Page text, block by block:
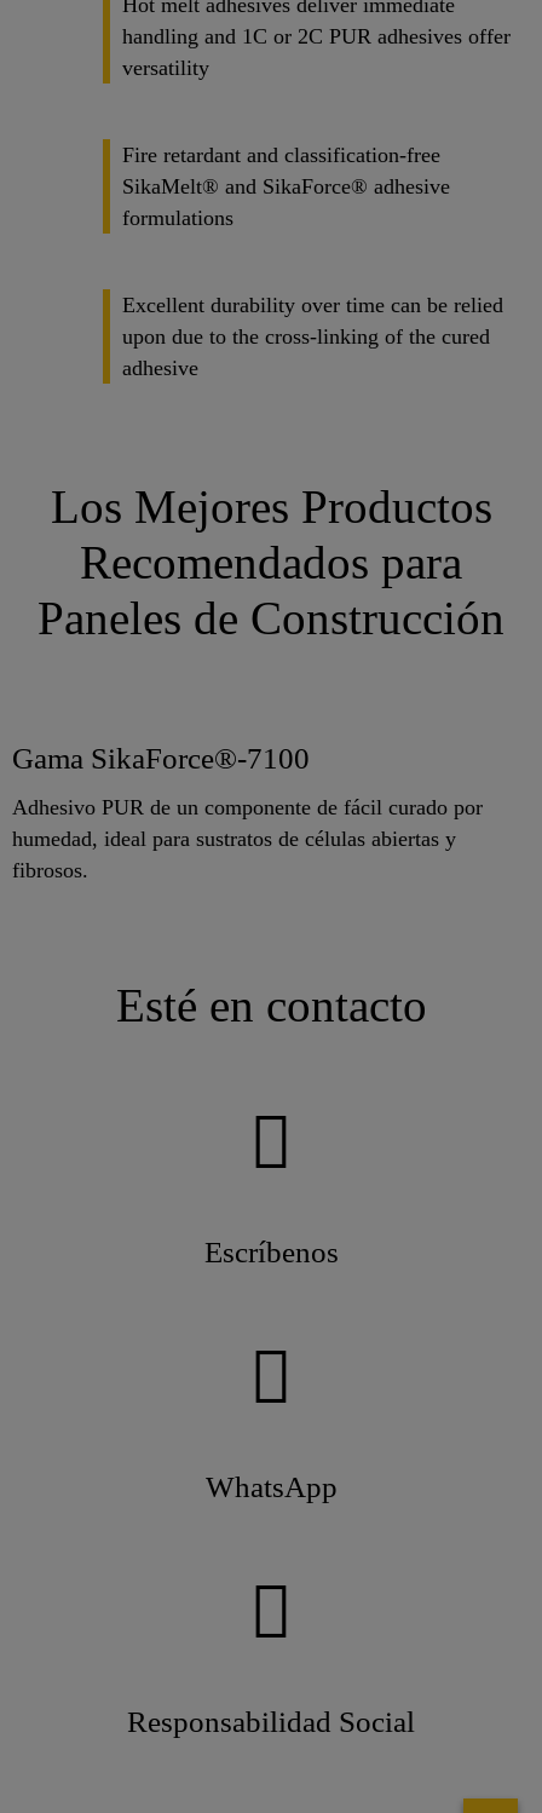
Hot melt adhesives deliver immediate
handling and 1C or 2C PUR adhesives offer
versatility
Fire retardant and classification-free
SikaMelt® and SikaForce® adhesive
formulations
Excellent durability over time can be relied
upon due to the cross-linking of the cured
adhesive
Los Mejores Productos
Recomendados para
Paneles de Construcción
Gama SikaForce®-7100
Adhesivo PUR de un componente de fácil curado por
humedad, ideal para sustratos de células abiertas y
fibrosos.
Esté en contacto
Escríbenos
WhatsApp
Responsabilidad Social